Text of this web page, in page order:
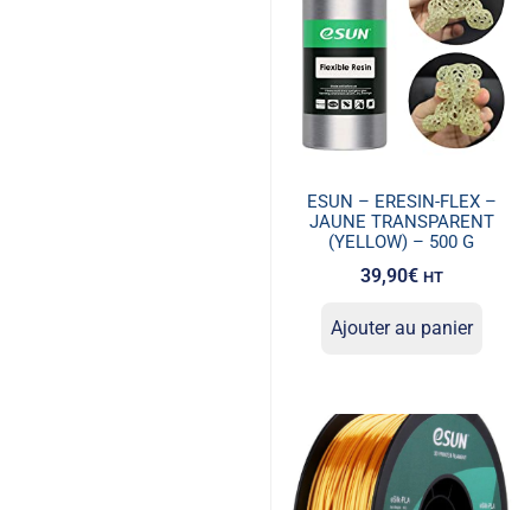
ESUN – ERESIN-FLEX –
JAUNE TRANSPARENT
(YELLOW) – 500 G
39,90€ HT
Ajouter au panier